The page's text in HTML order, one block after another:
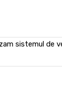
sistemul de